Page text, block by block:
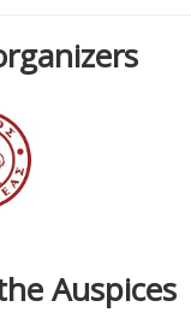
Auspices